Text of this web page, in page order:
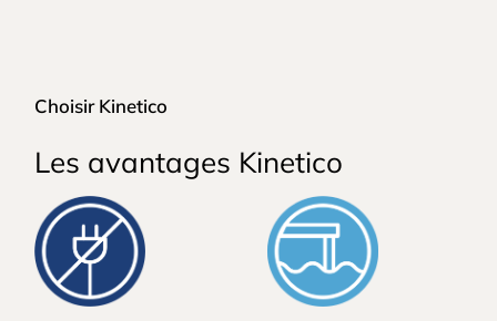
Choisir Kinetico
Les avantages Kinetico